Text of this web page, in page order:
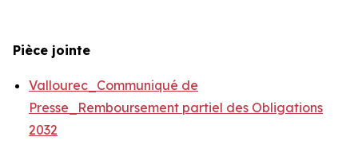
Pièce jointe
Vallourec_Communiqué de
Presse_Remboursement partiel des Obligations
2032